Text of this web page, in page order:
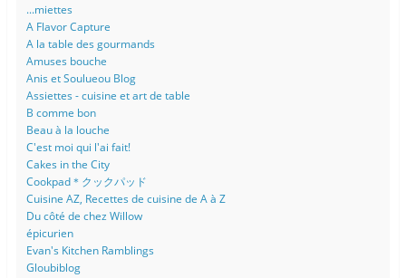
...miettes
A Flavor Capture
A la table des gourmands
Amuses bouche
Anis et Soulueou Blog
Assiettes - cuisine et art de table
B comme bon
Beau à la louche
C'est moi qui l'ai fait!
Cakes in the City
Cookpad＊クックパッド
Cuisine AZ, Recettes de cuisine de A à Z
Du côté de chez Willow
épicurien
Evan's Kitchen Ramblings
Gloubiblog